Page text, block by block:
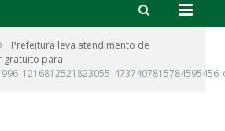
Prefeitura leva atendimento de
gratuito para